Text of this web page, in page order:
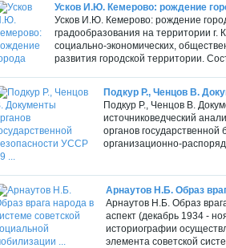
Усков И.Ю. Кемерово: рождение
Усков И.Ю. Кемерово: рождение
градообразования на территории г.
социально-экономических,
развития городской территории.
Подкур Р., Ченцов В.
Подкур Р., Ченцов В.
источниковедческий
органов
организационно-
Арнаутов Н.Б. Образ
Арнаутов Н.Б. Образ
аспект (декабрь 1934 -
историографии
элемента советской